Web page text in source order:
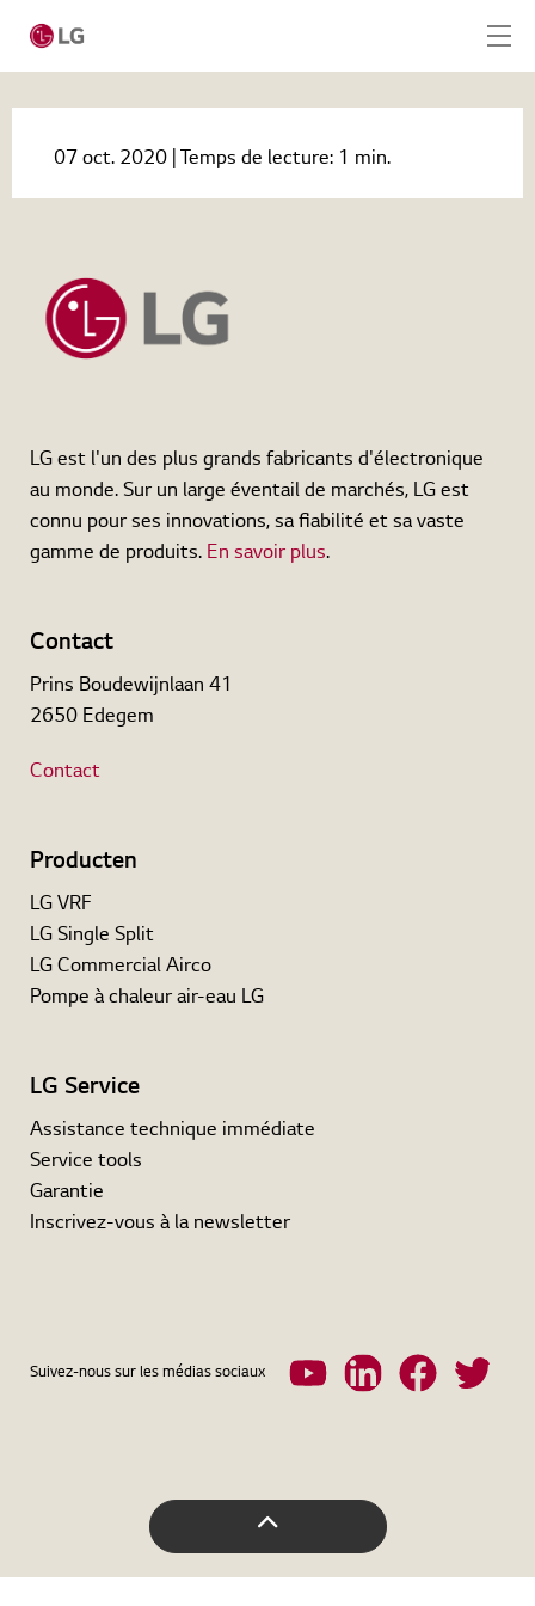
Service
Outils
Actualités
Nous contacter
LG Air Purification Cassettes zorgen voor een
gezonder binnenklimaat
07 oct. 2020 | Temps de lecture: 1 min.
LG est l'un des plus grands fabricants d'électronique
au monde. Sur un large éventail de marchés, LG est
connu pour ses innovations, sa fiabilité et sa vaste
gamme de produits. En savoir plus.
Contact
Prins Boudewijnlaan 41
2650 Edegem
Contact
Producten
LG VRF
LG Single Split
LG Commercial Airco
Pompe à chaleur air-eau LG
LG Service
Assistance technique immédiate
Service tools
Garantie
Inscrivez-vous à la newsletter
Suivez-nous sur les médias sociaux